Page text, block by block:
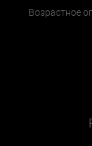
Возрастное